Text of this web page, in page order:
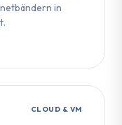
in
CLOUD & VM